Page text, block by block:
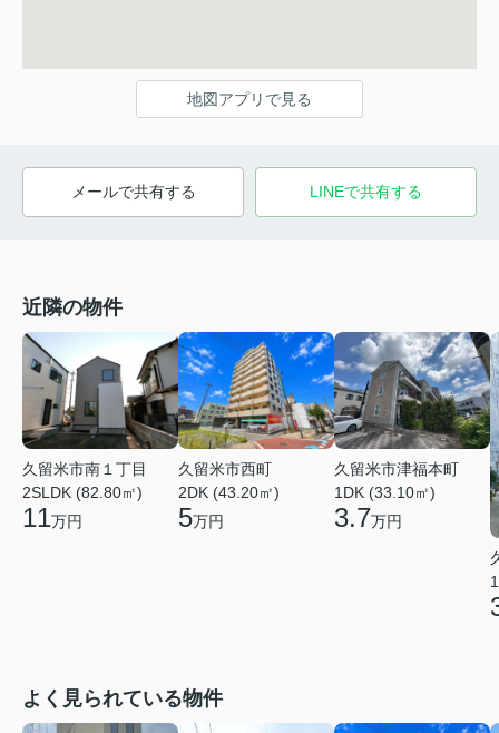
地図アプリで見る
メールで共有する LINEで共有する
近隣の物件
久留米市南１丁目
2SLDK (82.80㎡)
11万円
久留米市西町
2DK (43.20㎡)
5万円
久留米市津福本町
1DK (33.10㎡)
3.7万円
よく見られている物件